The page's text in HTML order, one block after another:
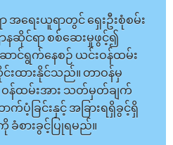
အရေးယူရာတွင် ရှေးဦးစုံစမ်း
နဆိုင်ရာ စစ်ဆေးမှုဖွင့်၍
ောင်ရွက်နေစဉ် ယင်းဝန်ထမ်း
းထားနိုင်သည်။ တာဝန်မှ
န်ထမ်းအား သတ်မှတ်ချက်
က်ပံ့ခြင်းနှင့် အခြားရရှိခွင့်ရှိ
ခံစားခွင့်ပြုရမည်။